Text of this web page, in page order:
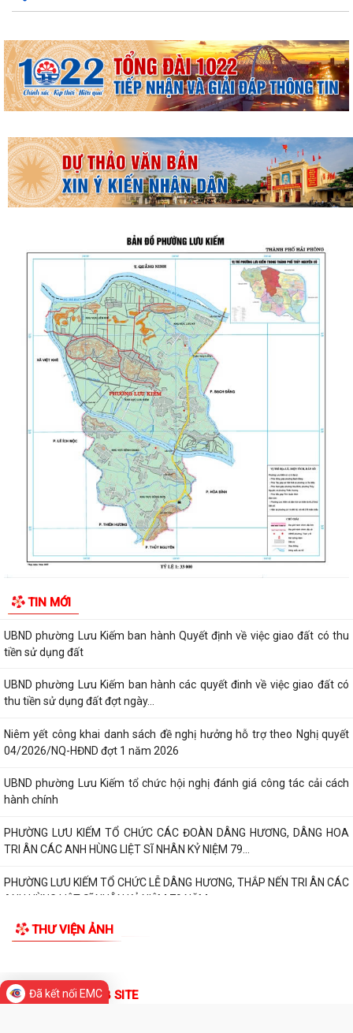
TIN MỚI
THƯỜNG TRỰC HĐND PHƯỜNG LƯU KIẾM TỔ CHỨC PHIÊN HỌP
THƯỜNG KỲ THÁNG 8 NĂM 2026
UBND PHƯỜNG LƯU KIẾM TỔ CHỨC PHIÊN HỌP THƯỜNG KỲ THÁNG 8
NĂM 2026
UBDN phường Lưu Kiếm thông báo Về việc niêm yết công khai kết quả
kiểm tra hồ sơ đăng ký, cấp Giấy...
UBND phường Lưu Kiếm thông báo Về việc niêm yết công khai kết quả
kiểm tra hồ sơ đăng ký, cấp Giấy...
ĐOÀN KIỂM TRA CỦA BAN THƯỜNG VỤ THÀNH ỦY HẢI PHÒNG VỀ
CÔNG TÁC KHOA HỌC, CÔNG NGHỆ, ĐỔI MỚI SÁNG...
UBND phường Lưu Kiếm thông báo Về việc niêm yết công khai kết quả
kiểm tra hồ sơ đăng ký, cấp Giấy...
Niêm yết công khai về việc mất Quyết định giao đất cho công dân làm
nhà ở của ông Trịnh Văn Tài tại...
THUẾ CƠ SỞ 1 THÀNH PHỐ HẢI PHÒNG HƯỚNG DẪN KÊ KHAI THÔNG
BÁO DOANH THU 6 THÁNG ĐẦU NĂM ĐỐI VỚI HỘ...
CÔNG AN PHƯỜNG LƯU KIẾM HƯỞNG ỨNG THAM GIA CUỘC THI SÁNG
TẠO VIDEO CLIP "TỔ QUỐC BÌNH YÊN"
dịch trên địa bàn phường Lưu Kiếm
UBND phường Lưu Kiếm ban hành Quyết định về việc giao đất có thu
tiền sử dụng đất
UBND phường Lưu Kiếm ban hành các quyết đinh về việc giao đất có
thu tiền sử dụng đất đợt ngày...
Niêm yết công khai danh sách đề nghị hưởng hỗ trợ theo Nghị quyết
04/2026/NQ-HĐND đợt 1 năm 2026
UBND phường Lưu Kiếm tổ chức hội nghị đánh giá công tác cải cách
hành chính
PHƯỜNG LƯU KIẾM TỔ CHỨC CÁC ĐOÀN DÂNG HƯƠNG, DÂNG HOA
TRI ÂN CÁC ANH HÙNG LIỆT SĨ NHÂN KỶ NIỆM 79...
PHƯỜNG LƯU KIẾM TỔ CHỨC LỄ DÂNG HƯƠNG, THẮP NẾN TRI ÂN CÁC
ANH HÙNG LIỆT SĨ NHÂN KỶ NIỆM 79 NĂM...
QUY ĐỊNH SỐ 208-QĐ/TW VỀ THI HÀNH ĐIỀU LỆ ĐẢNG
nâng cao hiệu quả hoạt động...
THƯ VIỆN ẢNH
Đã kết nối EMC